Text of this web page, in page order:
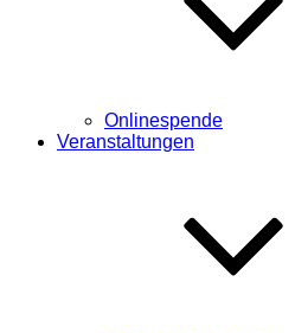
Onlinespende
Veranstaltungen